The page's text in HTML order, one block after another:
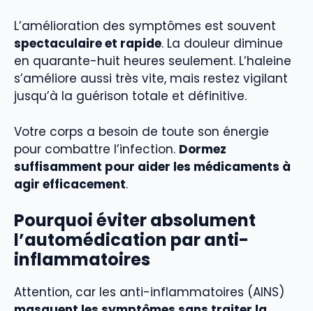
L’amélioration des symptômes est souvent
spectaculaire et rapide. La douleur diminue
en quarante-huit heures seulement. L’haleine
s’améliore aussi très vite, mais restez vigilant
jusqu’à la guérison totale et définitive.
Votre corps a besoin de toute son énergie
pour combattre l’infection. Dormez
suffisamment pour aider les médicaments à
agir efficacement.
Pourquoi éviter absolument
l’automédication par anti-
inflammatoires
Attention, car les anti-inflammatoires (AINS)